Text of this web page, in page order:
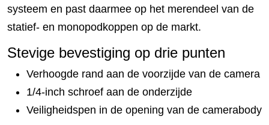
systeem en past daarmee op het merendeel van de
statief- en monopodkoppen op de markt.
Stevige bevestiging op drie punten
Verhoogde rand aan de voorzijde van de camera
1/4-inch schroef aan de onderzijde
Veiligheidspen in de opening van de camerabody